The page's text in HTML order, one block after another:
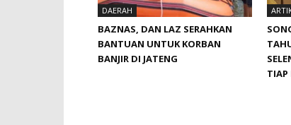
DAERAH
BAZNAS, DAN LAZ SERAHKAN
BANTUAN UNTUK KORBAN
BANJIR DI JATENG
TIAP